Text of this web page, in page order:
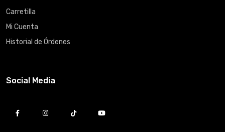
Carretilla
Mi Cuenta
Historial de Órdenes
Social Media